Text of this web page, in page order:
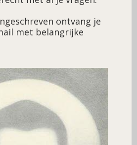
te verleiden
pagina volgt t.z.t.
geneugten heeft opgegeven, die
heeft en het thuisloze leven is
zintuiglijke geneugten als het
vernietigd heeft; hij is degene
ontvang je
met belangrijke